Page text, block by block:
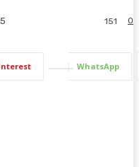
0
151
WhatsApp